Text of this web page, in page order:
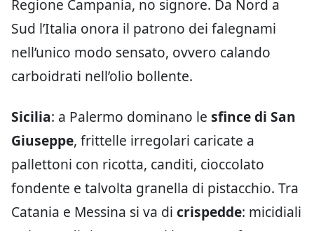
Regione Campania, no signore. Da Nord a
Sud l’Italia onora il patrono dei falegnami
nell’unico modo sensato, ovvero calando
carboidrati nell’olio bollente.
Sicilia: a Palermo dominano le sfince di San
Giuseppe, frittelle irregolari caricate a
pallettoni con ricotta, canditi, cioccolato
fondente e talvolta granella di pistacchio. Tra
Catania e Messina si va di crispedde: micidiali